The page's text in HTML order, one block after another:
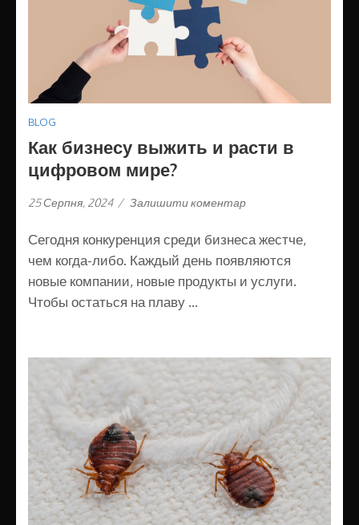
BLOG
Как бизнесу выжить и расти в
цифровом мире?
25 Серпня, 2024 / Залишити коментар
Сегодня конкуренция среди бизнеса жестче,
чем когда-либо. Каждый день появляются
новые компании, новые продукты и услуги.
Чтобы остаться на плаву …